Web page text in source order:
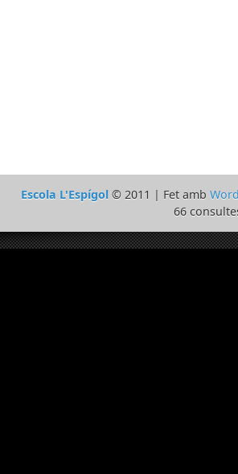
Escola L'Espígol© 2011 | Fet amb
66